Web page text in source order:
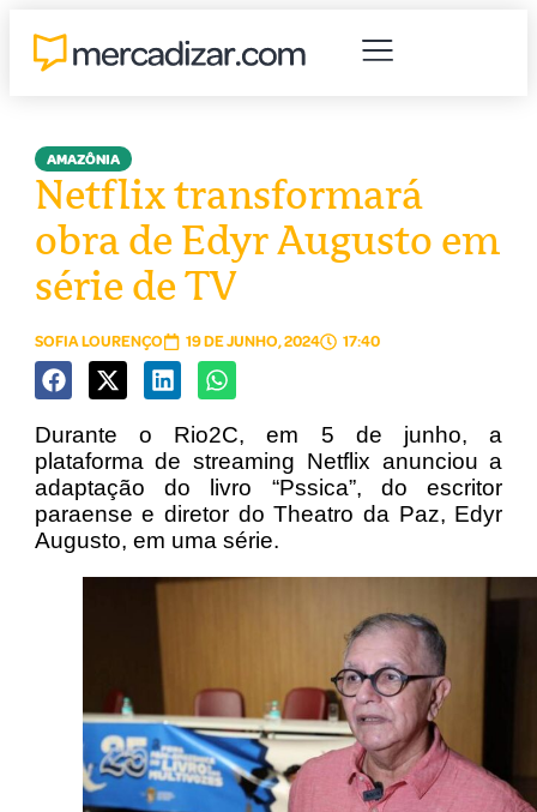
AMAZÔNIA
Netflix transformará
obra de Edyr Augusto em
série de TV
SOFIA LOURENÇO 19 DE JUNHO, 2024 17:40
Durante o Rio2C, em 5 de junho, a
plataforma de streaming Netflix anunciou a
adaptação do livro “Pssica”, do escritor
paraense e diretor do Theatro da Paz, Edyr
Augusto, em uma série.